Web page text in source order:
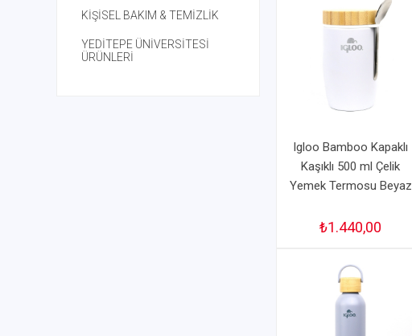
Igloo Bamboo Kapaklı
Kaşıklı 500 ml Çelik
Yemek Termosu Beyaz
₺1.440,00
KİŞİSEL BAKIM & TEMİZLİK
YEDİTEPE ÜNİVERSİTESİ
ÜRÜNLERİ